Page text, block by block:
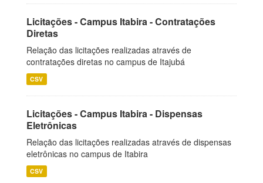
Licitações - Campus Itabira - Contratações
Diretas
Relação das licitações realizadas através de
contratações diretas no campus de Itajubá
CSV
Licitações - Campus Itabira - Dispensas
Eletrônicas
Relação das licitações realizadas através de dispensas
eletrônicas no campus de Itabira
CSV